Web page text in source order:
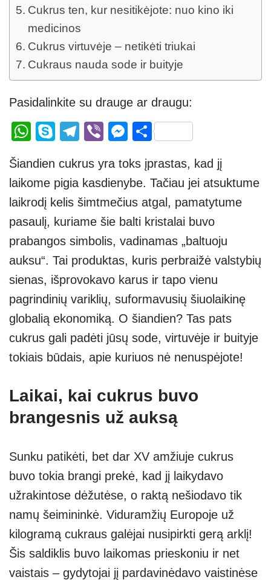
Cukrus ten, kur nesitikėjote: nuo kino iki
medicinos
Cukrus virtuvėje – netikėti triukai
Cukraus nauda sode ir buityje
Pasidalinkite su drauge ar draugu:
W
at
s
A
p
p
S
p
e
T
e
gr
a
m
Vi
er
M
ss
e
n
g
er
S
ar
e
Šiandien cukrus yra toks įprastas, kad jį
laikome pigia kasdienybe. Tačiau jei atsuktume
laikrodį kelis šimtmečius atgal, pamatytume
pasaulį, kuriame šie balti kristalai buvo
prabangos simbolis, vadinamas „baltuoju
auksu“. Tai produktas, kuris perbraižė valstybių
sienas, išprovokavo karus ir tapo vienu
pagrindinių variklių, suformavusių šiuolaikinę
globalią ekonomiką. O šiandien? Tas pats
cukrus gali padėti jūsų sode, virtuvėje ir buityje
tokiais būdais, apie kuriuos nė nenuspėjote!
Laikai, kai cukrus buvo
brangesnis už auksą
Sunku patikėti, bet dar XV amžiuje cukrus
buvo tokia brangi prekė, kad jį laikydavo
užrakintose dėžutėse, o raktą nešiodavo tik
namų šeimininkė. Viduramžių Europoje už
kilogramą cukraus galėjai nusipirkti gerą arklį!
Šis saldiklis buvo laikomas prieskoniu ir net
vaistais – gydytojai jį pardavinėdavo vaistinėse